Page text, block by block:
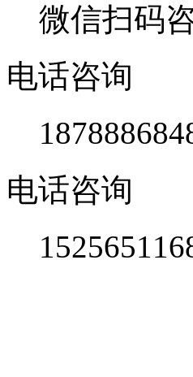
微信扫码
电话咨询
电话咨询